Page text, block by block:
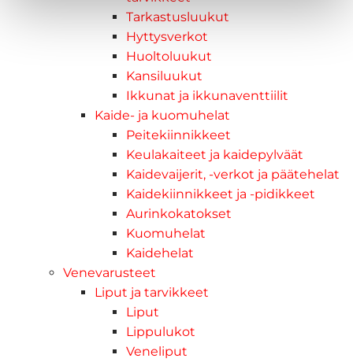
Tarkastusluukut
Hyttysverkot
Huoltoluukut
Kansiluukut
Ikkunat ja ikkunaventtiilit
Kaide- ja kuomuhelat
Peitekiinnikkeet
Keulakaiteet ja kaidepylväät
Kaidevaijerit, -verkot ja päätehelat
Kaidekiinnikkeet ja -pidikkeet
Aurinkokatokset
Kuomuhelat
Kaidehelat
Venevarusteet
Liput ja tarvikkeet
Liput
Lippulukot
Veneliput